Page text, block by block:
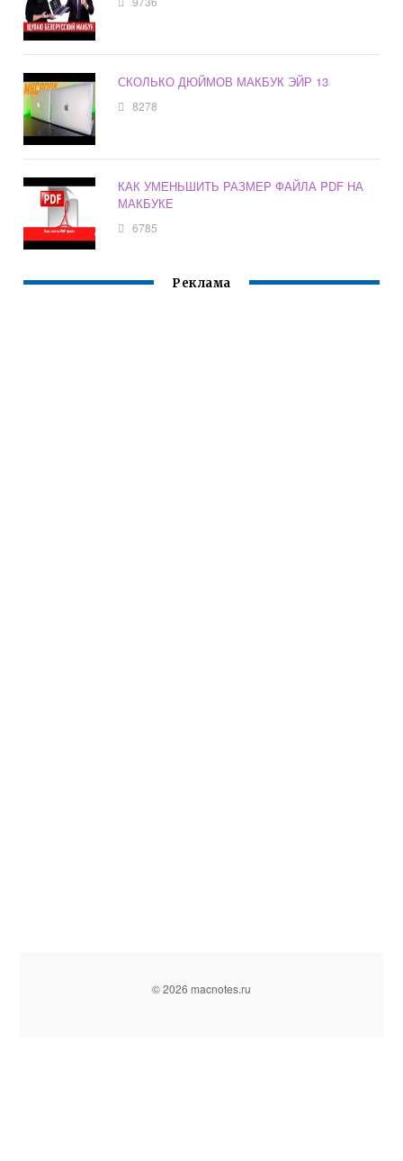
СКОЛЬКО ДЮЙМОВ МАКБУК ЭЙР 13
8278
КАК УМЕНЬШИТЬ РАЗМЕР ФАЙЛА PDF НА
МАКБУКЕ
6785
Реклама
© 2026 macnotes.ru